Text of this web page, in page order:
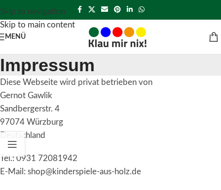
Skip to navigation
Skip to main content
MENÜ
Impressum
Diese Webseite wird privat betrieben von
Gernot Gawlik
Sandbergerstr. 4
97074 Würzburg
Deutschland
Tel.: 0931 72081942
E-Mail: shop@kinderspiele-aus-holz.de